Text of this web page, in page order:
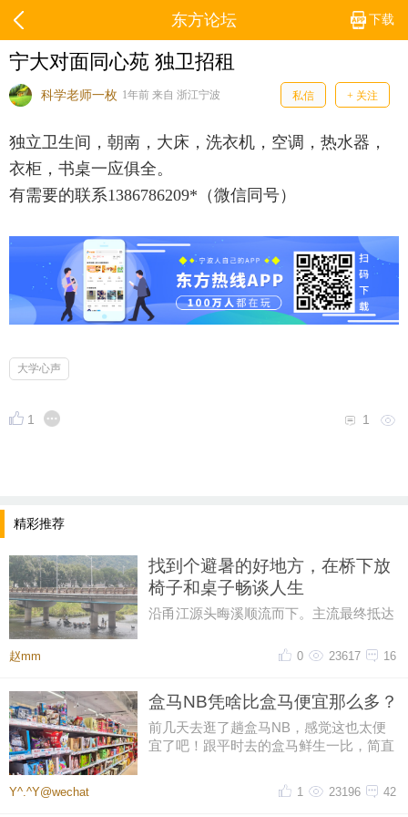
下载
东方论坛
宁大对面同心苑 独卫招租
科学老师一枚 1年前 来自 浙江宁波 私信 + 关注
独立卫生间，朝南，大床，洗衣机，空调，热水器，
衣柜，书桌一应俱全。
有需要的联系1386786209*（微信同号）
大学心声
1 1
精彩推荐
找到个避暑的好地方，在桥下放
椅子和桌子畅谈人生
沿甬江源头晦溪顺流而下。主流最终抵达
家水利风景区。由于“晦溪
赵mm 16
23617
0
盒马NB凭啥比盒马便宜那么多？
前几天去逛了趟盒马NB，感觉这也太便
宜了吧！跟平时去的盒马鲜生一比，简直
Y^.^Y@wechat 42
23196
1